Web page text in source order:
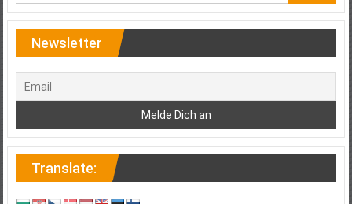
Newsletter
Translate: